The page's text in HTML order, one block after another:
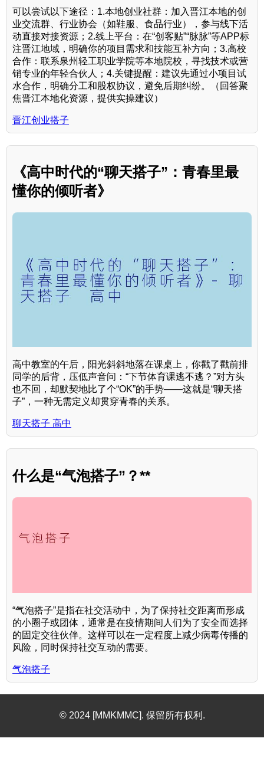
可以尝试以下途径：1.本地创业社群：加入晋江本地的创
业交流群、行业协会（如鞋服、食品行业），参与线下活
动直接对接资源；2.线上平台：在“创客贴”“脉脉”等APP标
注晋江地域，明确你的项目需求和技能互补方向；3.高校
合作：联系泉州轻工职业学院等本地院校，寻找技术或营
销专业的年轻合伙人；4.关键提醒：建议先通过小项目试
水合作，明确分工和股权协议，避免后期纠纷。（回答聚
焦晋江本地化资源，提供实操建议）
晋江创业搭子
《高中时代的“聊天搭子”：青春里最
懂你的倾听者》
高中教室的午后，阳光斜斜地落在课桌上，你戳了戳前排
同学的后背，压低声音问：“下节体育课逃不逃？”对方头
也不回，却默契地比了个“OK”的手势——这就是“聊天搭
子”，一种无需定义却贯穿青春的关系。
聊天搭子 高中
什么是“气泡搭子”？**
“气泡搭子”是指在社交活动中，为了保持社交距离而形成
的小圈子或团体，通常是在疫情期间人们为了安全而选择
的固定交往伙伴。这样可以在一定程度上减少病毒传播的
风险，同时保持社交互动的需要。
气泡搭子
© 2024 [MMKMMC]. 保留所有权利.